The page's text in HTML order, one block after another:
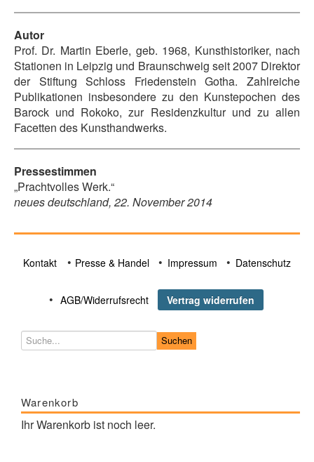
Autor
Prof. Dr. Martin Eberle, geb. 1968, Kunsthistoriker, nach
Stationen in Leipzig und Braunschweig seit 2007 Direktor
der Stiftung Schloss Friedenstein Gotha. Zahlreiche
Publikationen insbesondere zu den Kunstepochen des
Barock und Rokoko, zur Residenzkultur und zu allen
Facetten des Kunsthandwerks.
Pressestimmen
„Prachtvolles Werk.“
neues deutschland, 22. November 2014
Kontakt Presse & Handel Impressum Datenschutz
AGB/Widerrufsrecht Vertrag widerrufen
Warenkorb
Ihr Warenkorb ist noch leer.